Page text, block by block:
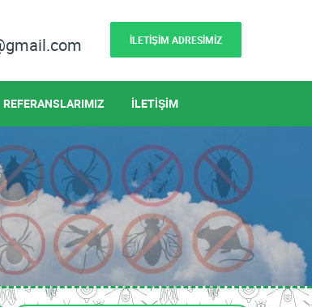
İLETİŞİM ADRESİMİZ
REFERANSLARIMIZ İLETİŞİM